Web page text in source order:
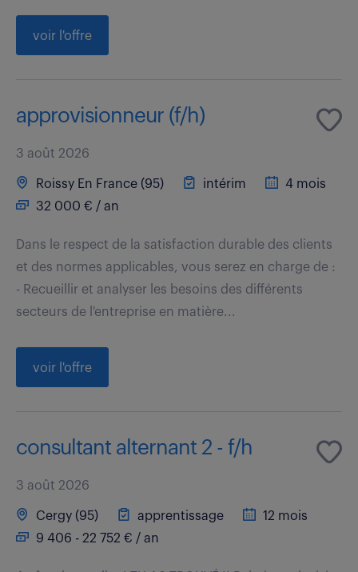
voir l'offre
approvisionneur (f/h)
3 août 2026
Roissy En France (95) intérim
4 mois
32 000 € / an
Dans le respect de la satisfaction durable des clients
et des normes applicables, vous serez en charge de :
- Recueillir et analyser les besoins des différents
secteurs de l'entreprise en matière...
voir l'offre
consultant alternant 2 - f/h
3 août 2026
Cergy (95) apprentissage
12 mois
9 406 - 22 752 € / an